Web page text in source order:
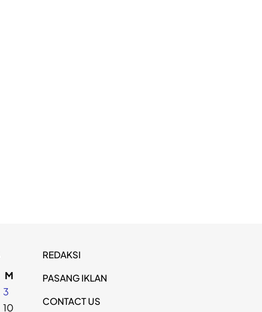
M
3
10
REDAKSI
PASANG IKLAN
CONTACT US